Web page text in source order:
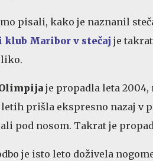
pisali, kako je naznanil
klub Maribor v stečaj je
je propadla leta
prišla ekspresno nazaj v
pod nosom. Takrat je
je isto leto doživela